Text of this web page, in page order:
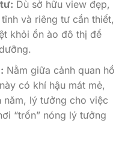
Dù sở hữu view đẹp,
và riêng tư cần thiết,
khỏi ồn ào đô thị để
Nằm giữa cảnh quan hồ
có khí hậu mát mẻ,
năm, lý tưởng cho việc
“trốn” nóng lý tưởng